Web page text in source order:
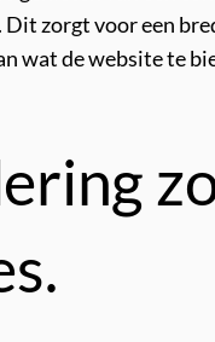
zorgt voor een
wat de website te